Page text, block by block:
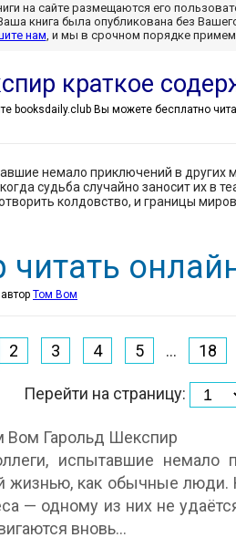
на сайте размещаются его
книга была опубликована без
нам, и мы в срочном порядке
краткое
booksdaily.club Вы можете бесплатно
немало приключений в других
судьба случайно заносит их в
колдовство, и границы
Том Вом
2 3 4 5 ... 18
Перейти на страницу:
Вом Гарольд Шекспир
испытавшие немало
жизнью, как обычные люди.
— одному из них не
вновь…